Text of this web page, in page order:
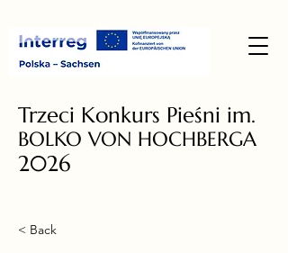
Trzeci Konkurs Pieśni im.
BOLKO VON HOCHBERGA
2026
< Back